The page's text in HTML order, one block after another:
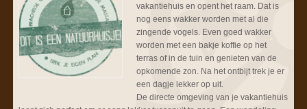
vakantiehuis en opent het raam. Dat is
nog eens wakker worden met al die
zingende vogels. Even goed wakker
worden met een bakje koffie op het
terras of in de tuin en genieten van de
opkomende zon. Na het ontbijt trek je er
een dagje lekker op uit.
De directe omgeving van je vakantiehuis